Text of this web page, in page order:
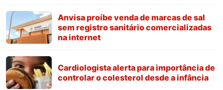
Anvisa proíbe venda de marcas de sal
sem registro sanitário comercializadas
na internet
Cardiologista alerta para importância de
controlar o colesterol desde a infância